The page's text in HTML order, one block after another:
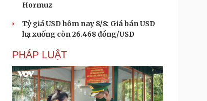
Hormuz
Tỷ giá USD hôm nay 8/8: Giá bán USD
hạ xuống còn 26.468 đồng/USD
PHÁP LUẬT